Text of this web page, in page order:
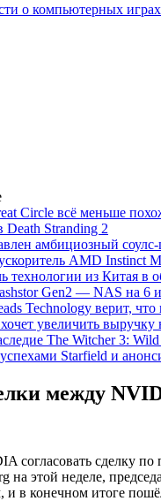
Circle всё меньше
Death Stranding 2
амбициозный соулс-
AMD
технологии из Китая в
Gen2 — NAS на 6
Technology верит,
увеличить
The Witcher 3:
Starfield и
между
согласовать сделку по
на этой неделе,
в конечном итоге